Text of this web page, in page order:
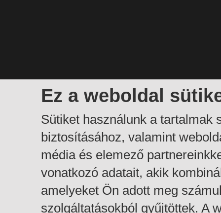
Ez a weboldal
Sütiket használunk a tartalmak
biztosításához, valamint
média és elemező
vonatkozó adatait, akik
amelyeket Ön adott meg
szolgáltatásokból gyűjtöttek. A